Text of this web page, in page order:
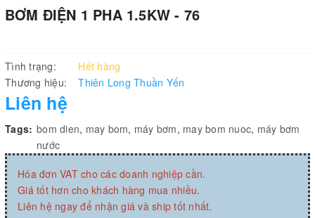
BƠM ĐIỆN 1 PHA 1.5KW - 76
Tình trạng:
Hết hàng
Thương hiệu:
Thiên Long Thuần Yến
Liên hệ
Tags: bom dien, may bom, máy bơm, may bom nuoc, máy bơm
nước
Hóa đơn VAT cho các doanh nghiệp cần.
Giá tốt hơn cho khách hàng mua nhiều.
Liên hệ ngay để nhận giá và ship tốt nhất.